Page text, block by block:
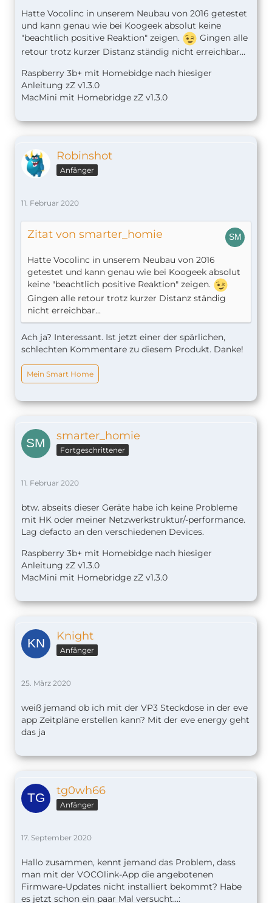
Yours sincerely,
------------------
VOCOlinc CareXpress Team
Hatte Vocolinc in unserem Neubau von 2016 getestet
und kann genau wie bei Koogeek absolut keine
"beachtlich positive Reaktion" zeigen.
Gingen alle
retour trotz kurzer Distanz ständig nicht erreichbar...
Raspberry 3b+ mit Homebidge nach hiesiger
Anleitung zZ v1.3.0
MacMini mit Homebridge zZ v1.3.0
Robinshot
Anfänger
11. Februar 2020
Zitat von smarter_homie
Hatte Vocolinc in unserem Neubau von 2016
getestet und kann genau wie bei Koogeek absolut
keine "beachtlich positive Reaktion" zeigen.
Gingen alle retour trotz kurzer Distanz ständig
nicht erreichbar...
Ach ja? Interessant. Ist jetzt einer der spärlichen,
schlechten Kommentare zu diesem Produkt. Danke!
Mein Smart Home
smarter_homie
Fortgeschrittener
11. Februar 2020
btw. abseits dieser Geräte habe ich keine Probleme
mit HK oder meiner Netzwerkstruktur/-performance.
Lag defacto an den verschiedenen Devices.
Raspberry 3b+ mit Homebidge nach hiesiger
Anleitung zZ v1.3.0
MacMini mit Homebridge zZ v1.3.0
Knight
Anfänger
25. März 2020
weiß jemand ob ich mit der VP3 Steckdose in der eve
app Zeitpläne erstellen kann? Mit der eve energy geht
das ja
tg0wh66
Anfänger
17. September 2020
Hallo zusammen, kennt jemand das Problem, dass
man mit der VOCOlink-App die angebotenen
Firmware-Updates nicht installiert bekommt? Habe
es jetzt schon ein paar Mal versucht...: